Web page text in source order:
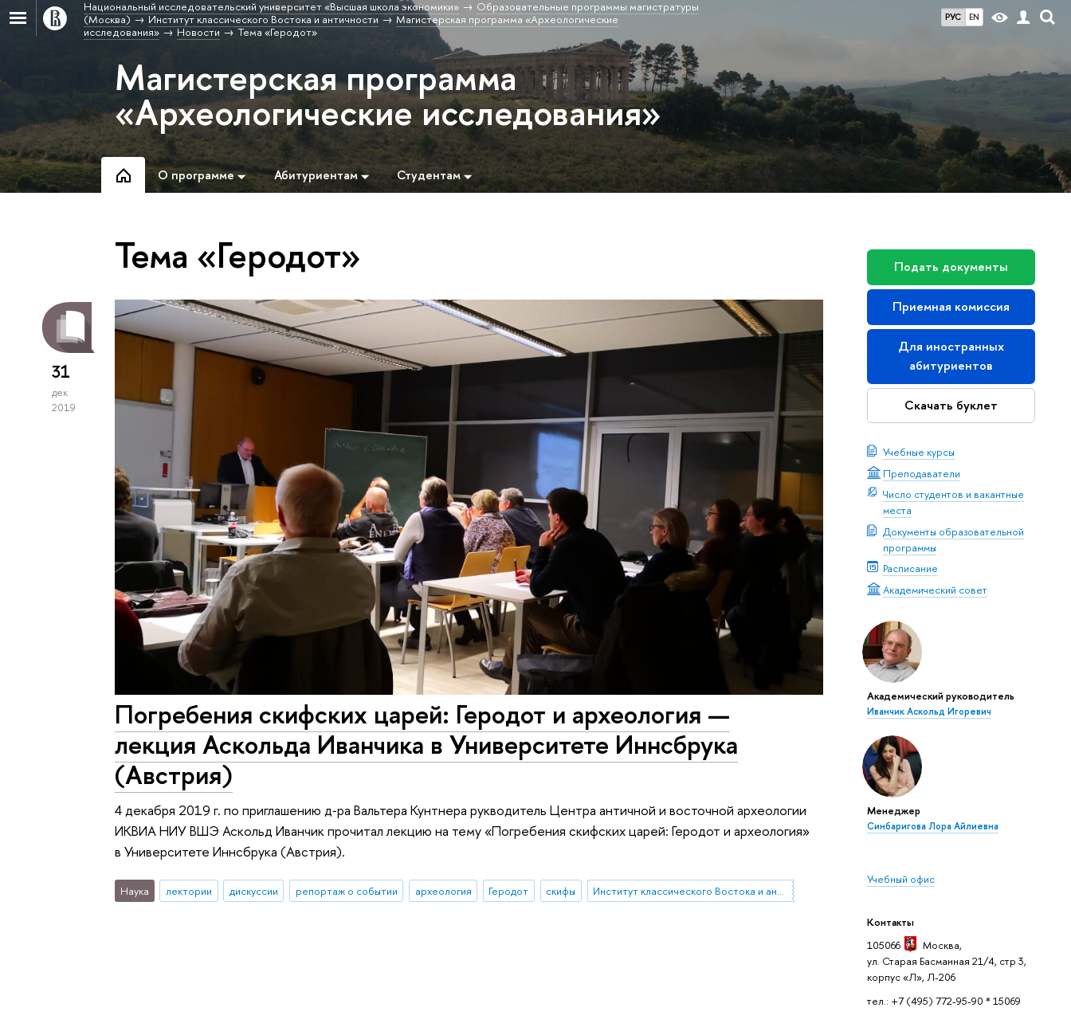
РУС EN
Национальный исследовательский университет «Высшая школа экономики»
Образовательные программы магистратуры
(Москва)
Институт классического Востока и античности
Магистерская программа «Археологические
исследования»
Новости Тема «Геродот»
Магистерская программа
«Археологические исследования»
О программе Абитуриентам Студентам
Подать документы
Приемная комиссия
Для иностранных
абитуриентов
Скачать буклет
Учебные курсы
Преподаватели
Число студентов и вакантные
места
Документы образовательной
программы
Расписание
Академический совет
Академический руководитель
Иванчик Аскольд Игоревич
Менеджер
Синбаригова Лора Айлиевна
Учебный офис
Контакты
105066
Москва,
ул. Старая Басманная 21/4, стр 3,
корпус «Л», Л-206
тел.: +7 (495) 772-95-90 * 15069
Тема «Геродот»
31
дек
2019
Погребения скифских царей: Геродот и археология —
лекция Аскольда Иванчика в Университете Иннсбрука
(Австрия)
4 декабря 2019 г. по приглашению д‑ра Вальтера Кунтнера рукводитель Центра античной и восточной археологии
ИКВИА НИУ ВШЭ Аскольд Иванчик прочитал лекцию на тему «Погребения скифских царей: Геродот и археология»
в Университете Иннсбрука (Австрия).
Наука лектории дискуссии репортаж о событии археология Геродот скифы Институт классического Востока и античности